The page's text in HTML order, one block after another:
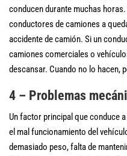
conducen durante muchas
conductores de camiones a
accidente de camión. Si un
camiones comerciales o
descansar. Cuando no lo hacen,
4 – Problemas
Un factor principal que conduce
el mal funcionamiento del
demasiado peso, falta de